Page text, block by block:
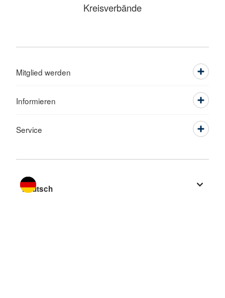
Kreisverbände
Mitglied werden
Informieren
Service
Sprache wechseln zu